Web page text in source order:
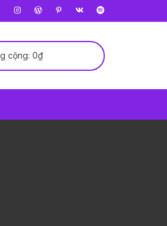
cộng: 0₫